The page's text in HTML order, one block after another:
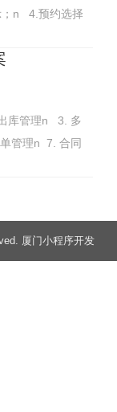
；n 4.预约选择
库管理n 3. 多
管理n 7. 合同
厦门小程序开发